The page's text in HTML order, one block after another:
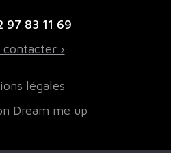
97 83 11 69
contacter ›
légales
Dream me up